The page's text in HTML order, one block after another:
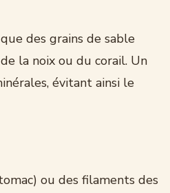
des grains de sable
la noix ou du corail. Un
évitant ainsi le
ou des filaments des